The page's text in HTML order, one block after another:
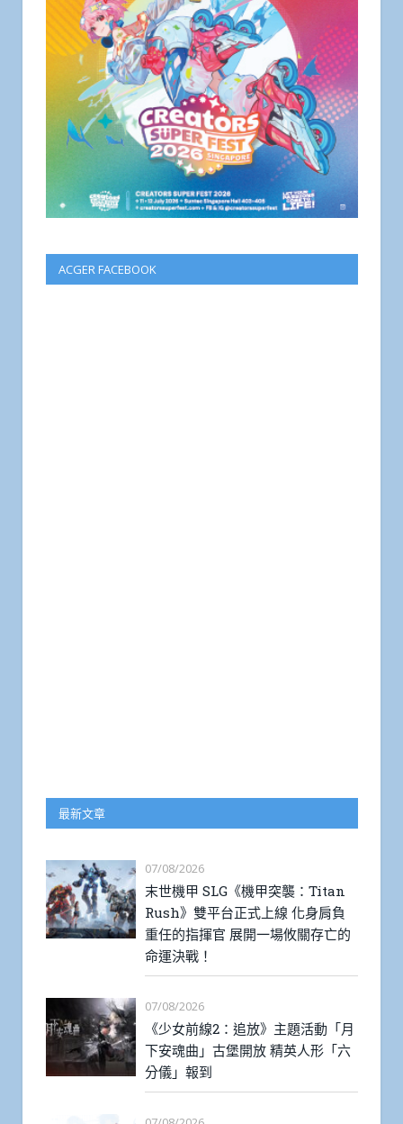
ACGER FACEBOOK
最新文章
07/08/2026
末世機甲 SLG《機甲突襲：Titan
Rush》雙平台正式上線 化身肩負
重任的指揮官 展開一場攸關存亡的
命運決戰！
07/08/2026
《少女前線2：追放》主題活動「月
下安魂曲」古堡開放 精英人形「六
分儀」報到